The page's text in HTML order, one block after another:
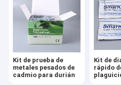
Kit de pruebas rápidas de
Kit de pruebas rápidas de
Kit de pruebas rápidas para
Kit de prueba de
metales pesados de
cadmio para durián
Kit de
rápido